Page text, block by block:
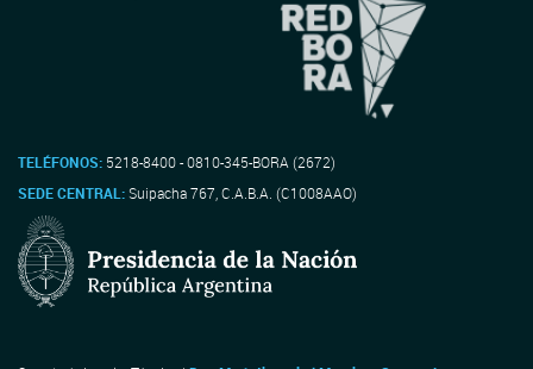
TELÉFONOS: 5218-8400 - 0810-345-BORA (2672)
SEDE CENTRAL:Suipacha 767, C.A.B.A. (C1008AAO)